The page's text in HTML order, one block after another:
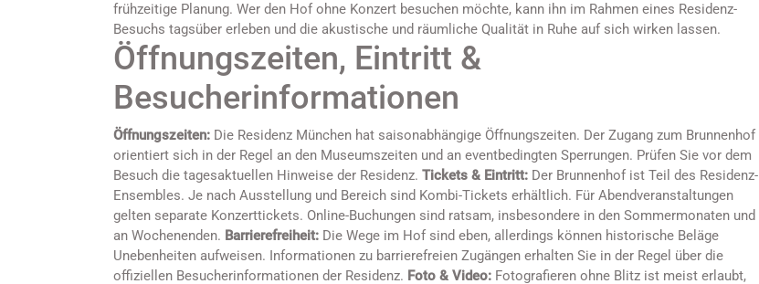
frühzeitige Planung. Wer den Hof ohne Konzert besuchen möchte, kann ihn im Rahmen eines Residenz-
Besuchs tagsüber erleben und die akustische und räumliche Qualität in Ruhe auf sich wirken lassen.
Öffnungszeiten, Eintritt &
Besucherinformationen
Öffnungszeiten: Die Residenz München hat saisonabhängige Öffnungszeiten. Der Zugang zum Brunnenhof
orientiert sich in der Regel an den Museumszeiten und an eventbedingten Sperrungen. Prüfen Sie vor dem
Besuch die tagesaktuellen Hinweise der Residenz. Tickets & Eintritt: Der Brunnenhof ist Teil des Residenz-
Ensembles. Je nach Ausstellung und Bereich sind Kombi-Tickets erhältlich. Für Abendveranstaltungen
gelten separate Konzerttickets. Online-Buchungen sind ratsam, insbesondere in den Sommermonaten und
an Wochenenden. Barrierefreiheit: Die Wege im Hof sind eben, allerdings können historische Beläge
Unebenheiten aufweisen. Informationen zu barrierefreien Zugängen erhalten Sie in der Regel über die
offiziellen Besucherinformationen der Residenz. Foto & Video: Fotografieren ohne Blitz ist meist erlaubt,